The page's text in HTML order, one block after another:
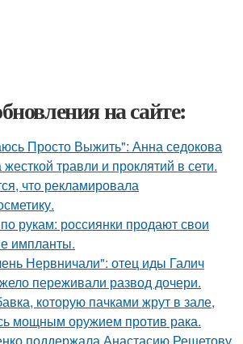
на сайте:
Просто Выжить": Анна седокова
травли и проклятий в сети.
что рекламировала
рукам: россиянки продают свои
импланты.
Нервничали": отец иды Галич
переживали развод дочери.
которую пачками жрут в зале,
мощным оружием против рака.